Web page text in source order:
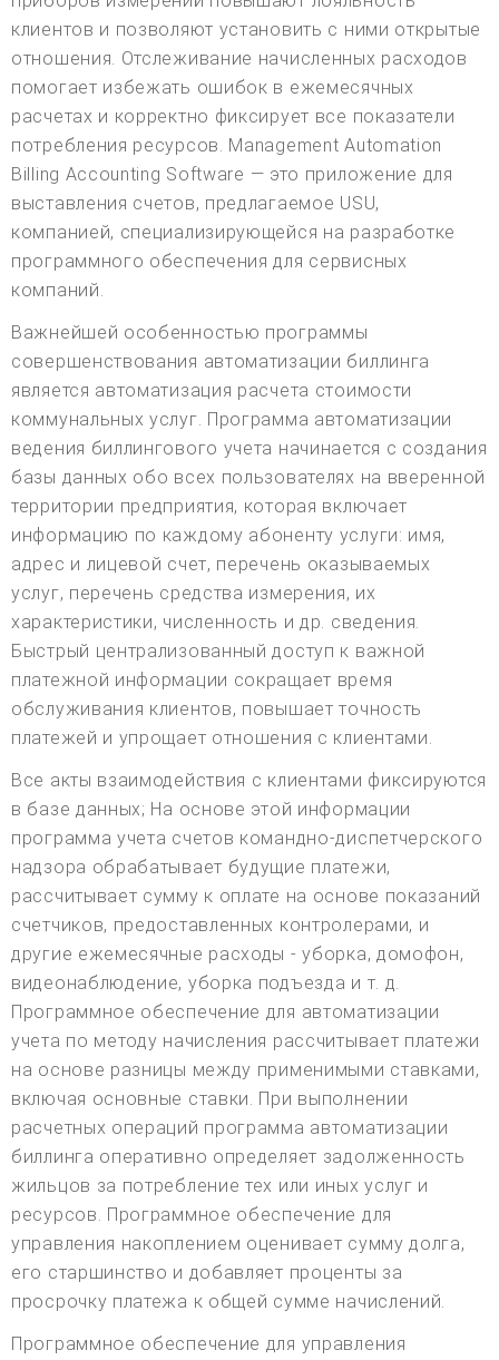
клиентов и позволяют установить с ними открытые
отношения. Отслеживание начисленных расходов
помогает избежать ошибок в ежемесячных
расчетах и корректно фиксирует все показатели
потребления ресурсов. Management Automation
Billing Accounting Software — это приложение для
выставления счетов, предлагаемое USU,
компанией, специализирующейся на разработке
программного обеспечения для сервисных
компаний.
Важнейшей особенностью программы
совершенствования автоматизации биллинга
является автоматизация расчета стоимости
коммунальных услуг. Программа автоматизации
ведения биллингового учета начинается с создания
базы данных обо всех пользователях на вверенной
территории предприятия, которая включает
информацию по каждому абоненту услуги: имя,
адрес и лицевой счет, перечень оказываемых
услуг, перечень средства измерения, их
характеристики, численность и др. сведения.
Быстрый централизованный доступ к важной
платежной информации сокращает время
обслуживания клиентов, повышает точность
платежей и упрощает отношения с клиентами.
Все акты взаимодействия с клиентами фиксируются
в базе данных; На основе этой информации
программа учета счетов командно-диспетчерского
надзора обрабатывает будущие платежи,
рассчитывает сумму к оплате на основе показаний
счетчиков, предоставленных контролерами, и
другие ежемесячные расходы - уборка, домофон,
видеонаблюдение, уборка подъезда и т. д.
Программное обеспечение для автоматизации
учета по методу начисления рассчитывает платежи
на основе разницы между применимыми ставками,
включая основные ставки. При выполнении
расчетных операций программа автоматизации
биллинга оперативно определяет задолженность
жильцов за потребление тех или иных услуг и
ресурсов. Программное обеспечение для
управления накоплением оценивает сумму долга,
его старшинство и добавляет проценты за
просрочку платежа к общей сумме начислений.
Программное обеспечение для управления